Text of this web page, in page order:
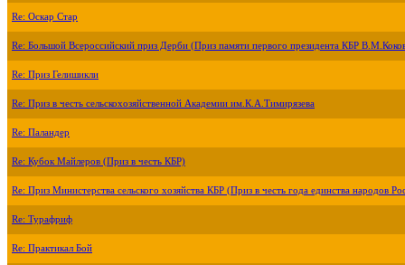
Re: Оскар Стар
Re: Большой Всероссийский приз Дерби (Приз памяти первого президента КБР
Re: Приз Гелишикли
Re: Приз в честь сельскохозяйственной Академии им.К.А.Тимирязева
Re: Паландер
Re: Кубок Майлеров (Приз в честь КБР)
Re: Приз Министерства сельского хозяйства КБР (Приз в честь года единства народов
Re: Турафриф
Re: Практикал Бой